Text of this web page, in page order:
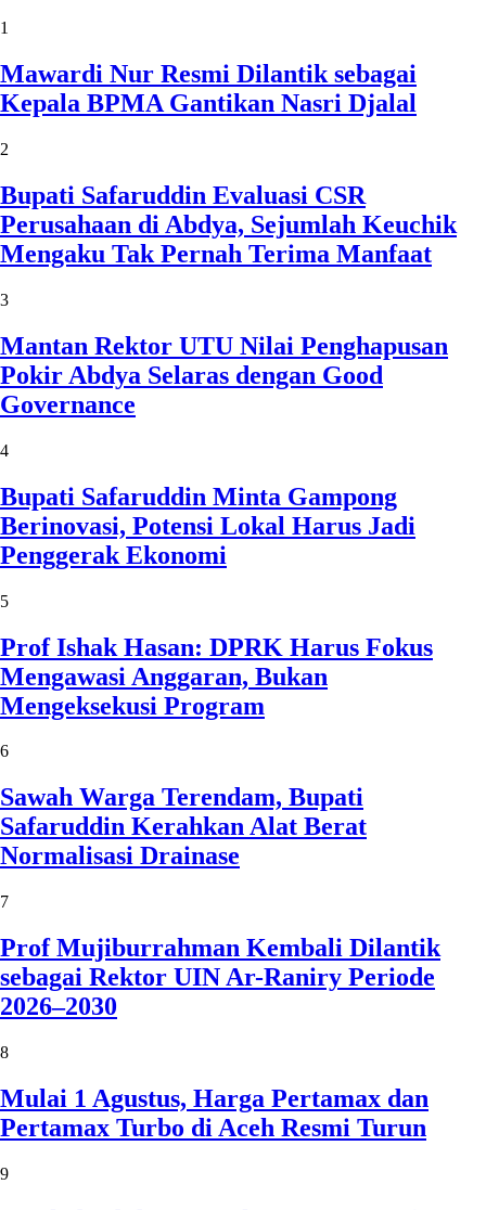
1
Mawardi Nur Resmi Dilantik sebagai
Kepala BPMA Gantikan Nasri Djalal
2
Bupati Safaruddin Evaluasi CSR
Perusahaan di Abdya, Sejumlah Keuchik
Mengaku Tak Pernah Terima Manfaat
3
Mantan Rektor UTU Nilai Penghapusan
Pokir Abdya Selaras dengan Good
Governance
4
Bupati Safaruddin Minta Gampong
Berinovasi, Potensi Lokal Harus Jadi
Penggerak Ekonomi
5
Prof Ishak Hasan: DPRK Harus Fokus
Mengawasi Anggaran, Bukan
Mengeksekusi Program
6
Sawah Warga Terendam, Bupati
Safaruddin Kerahkan Alat Berat
Normalisasi Drainase
7
Prof Mujiburrahman Kembali Dilantik
sebagai Rektor UIN Ar-Raniry Periode
2026–2030
8
Mulai 1 Agustus, Harga Pertamax dan
Pertamax Turbo di Aceh Resmi Turun
9